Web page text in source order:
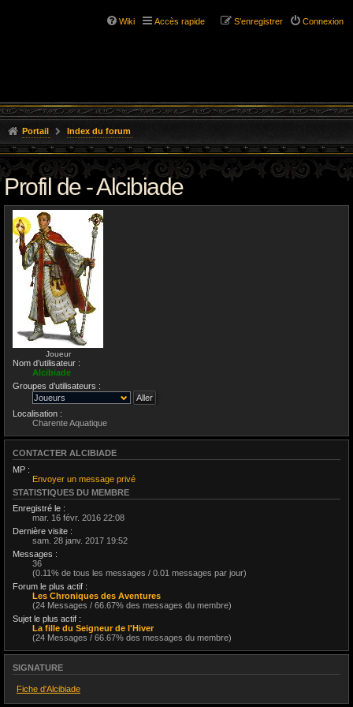
Wiki Accès rapide Connexion
S’enregistrer
Portail Index du forum
Profil de - Alcibiade
Joueur
Nom d’utilisateur :
Alcibiade
Groupes d’utilisateurs :
Localisation :
Charente Aquatique
CONTACTER ALCIBIADE
MP :
Envoyer un message privé
STATISTIQUES DU MEMBRE
Enregistré le :
mar. 16 févr. 2016 22:08
Dernière visite :
sam. 28 janv. 2017 19:52
Messages :
36
(0.11% de tous les messages / 0.01 messages par jour)
Forum le plus actif :
Les Chroniques des Aventures
(24 Messages / 66.67% des messages du membre)
Sujet le plus actif :
La fille du Seigneur de l'Hiver
(24 Messages / 66.67% des messages du membre)
SIGNATURE
Fiche d'Alcibiade